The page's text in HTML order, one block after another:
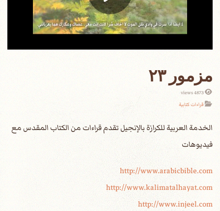
مزمور ٢٣
4873 views
قراءات كتابية
الخدمة العربية للكرازة بالإنجيل تقدم قراءات من الكتاب المقدس مع
فيديوهات
http://www.arabicbible.com
http://www.kalimatalhayat.com
http://www.injeel.com